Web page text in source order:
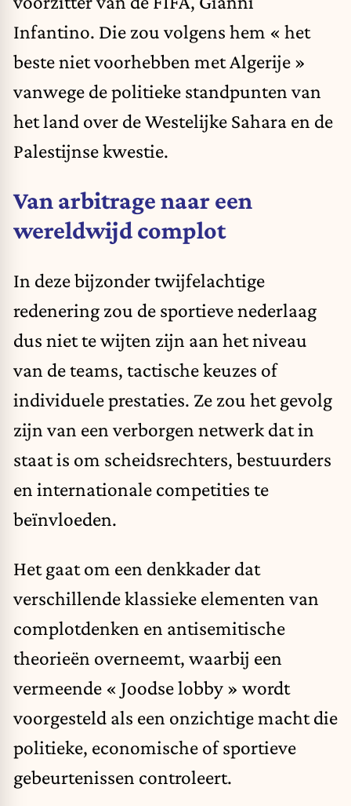
Infantino. Die zou volgens hem « het
beste niet voorhebben met Algerije »
vanwege de politieke standpunten van
het land over de Westelijke Sahara en de
Palestijnse kwestie.
Van arbitrage naar een
wereldwijd complot
In deze bijzonder twijfelachtige
redenering zou de sportieve nederlaag
dus niet te wijten zijn aan het niveau
van de teams, tactische keuzes of
individuele prestaties. Ze zou het gevolg
zijn van een verborgen netwerk dat in
staat is om scheidsrechters, bestuurders
en internationale competities te
beïnvloeden.
Het gaat om een denkkader dat
verschillende klassieke elementen van
complotdenken en antisemitische
theorieën overneemt, waarbij een
vermeende « Joodse lobby » wordt
voorgesteld als een onzichtige macht die
politieke, economische of sportieve
gebeurtenissen controleert.